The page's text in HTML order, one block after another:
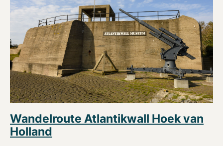
Wandelroute Atlantikwall Hoek van
Holland